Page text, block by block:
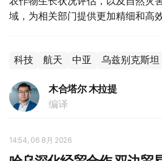
域，为相关部门提供更加精细和高
科技 航天 中亚 乌兹别克斯坦
木合塔尔 木拉提
编译
14:54, 06 8月 2026